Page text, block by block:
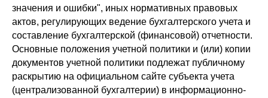
значения и ошибки", иных нормативных правовых
актов, регулирующих ведение бухгалтерского учета и
составление бухгалтерской (финансовой) отчетности.
Основные положения учетной политики и (или) копии
документов учетной политики подлежат публичному
раскрытию на официальном сайте субъекта учета
(централизованной бухгалтерии) в информационно-